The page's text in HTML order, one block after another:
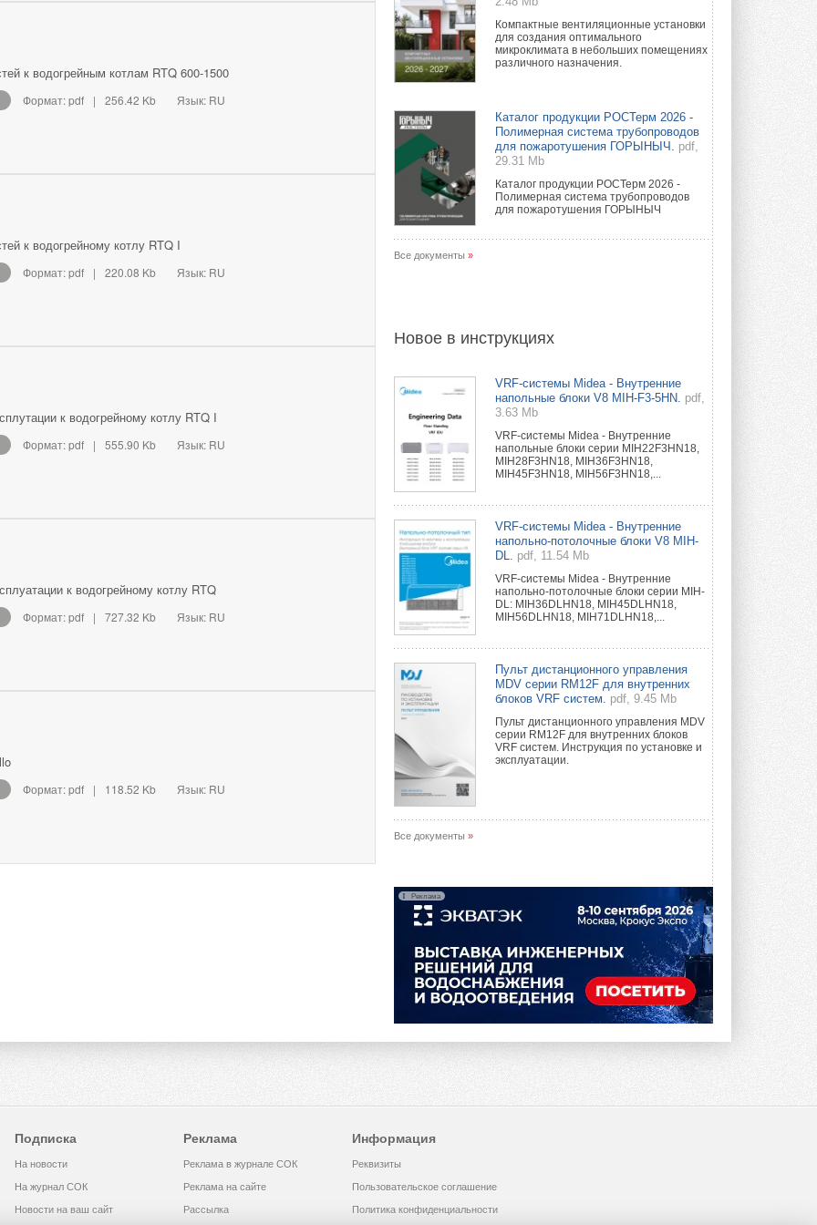
к водогрейным котлам RTQ 600-1500
Формат: pdf | 256.42 Kb Язык: RU
к водогрейному котлу RTQ I
Формат: pdf | 220.08 Kb Язык: RU
к водогрейному котлу RTQ I
Формат: pdf | 555.90 Kb Язык: RU
к водогрейному котлу RTQ
Формат: pdf | 727.32 Kb Язык: RU
Формат: pdf | 118.52 Kb Язык: RU
Компактные вентиляционные установки
для создания оптимального
микроклимата в небольших помещениях
различного назначения.
Каталог продукции РОСТерм 2026 -
Полимерная система трубопроводов
для пожаротушения ГОРЫНЫЧ.
pdf,
29.31 Mb
Каталог продукции РОСТерм 2026 -
Полимерная система трубопроводов
для пожаротушения ГОРЫНЫЧ
Все документы »
Новое в инструкциях
VRF-системы Midea - Внутренние
напольные блоки V8 MIH-F3-5HN. pdf,
3.63 Mb
VRF-системы Midea - Внутренние
напольные блоки серии MIH22F3HN18,
MIH28F3HN18, MIH36F3HN18,
MIH45F3HN18, MIH56F3HN18,...
VRF-системы Midea - Внутренние
напольно-потолочные блоки V8 MIH-
DL.
pdf, 11.54 Mb
VRF-системы Midea - Внутренние
напольно-потолочные блоки серии MIH-
DL: MIH36DLHN18, MIH45DLHN18,
MIH56DLHN18, MIH71DLHN18,...
Пульт дистанционного управления
MDV серии RM12F для внутренних
блоков VRF систем.
pdf, 9.45 Mb
Пульт дистанционного управления MDV
серии RM12F для внутренних блоков
VRF систем. Инструкция по установке и
эксплуатации.
Все документы »
Реклама
Подписка
На новости
На журнал СОК
Новости на ваш сайт
Реклама
Реклама в журнале СОК
Реклама на сайте
Рассылка
Информация
Реквизиты
Пользовательское соглашение
Политика конфиденциальности